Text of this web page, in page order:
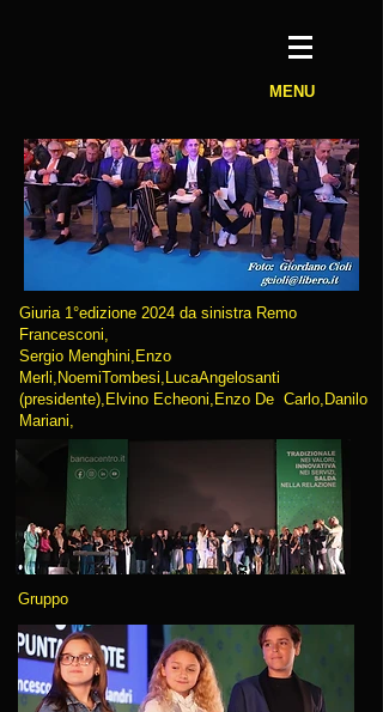
MENU
Giuria 1°edizione 2024 da sinistra Remo
Francesconi,
Sergio Menghini,Enzo
Merli,NoemiTombesi,LucaAngelosanti
(presidente),Elvino Echeoni,Enzo De Carlo,Danilo
Mariani,
Gruppo